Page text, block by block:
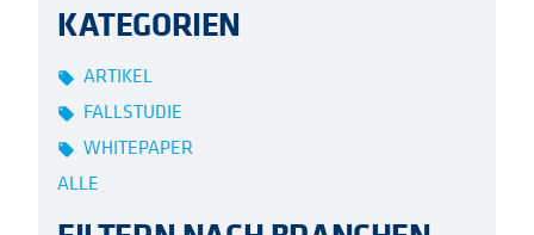
KATEGORIEN
local_offer ARTIKEL
local_offer FALLSTUDIE
local_offer WHITEPAPER
ALLE